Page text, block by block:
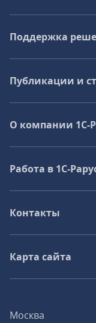
Москва
Поддержка
Публикации и
О компании 1C-
Работа в
Контакты
Карта сайта